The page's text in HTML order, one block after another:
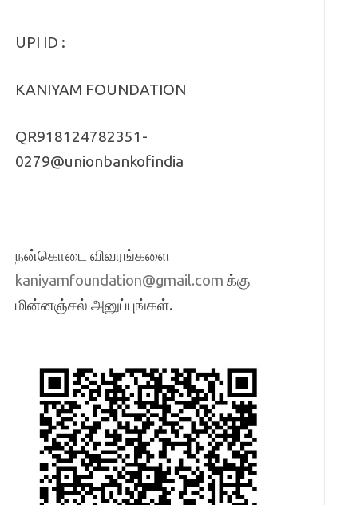
UPI ID :
KANIYAM FOUNDATION
QR918124782351-
0279@unionbankofindia
நன்கொடை விவரங்களை
kaniyamfoundation@gmail.com க்கு
மின்னஞ்சல் அனுப்புங்கள்.